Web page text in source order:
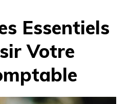
Essentiels
Votre